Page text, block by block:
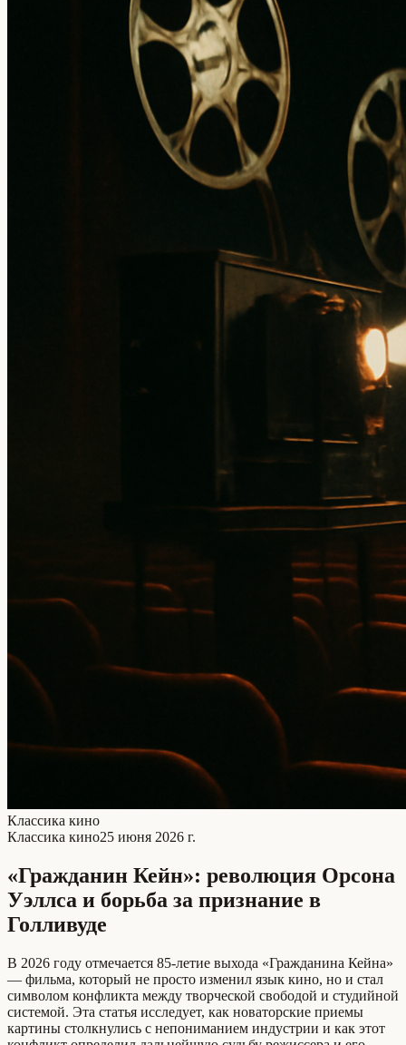
Классика кино
Классика кино25 июня 2026 г.
«Гражданин Кейн»: революция Орсона
Уэллса и борьба за признание в
Голливуде
В 2026 году отмечается 85-летие выхода «Гражданина Кейна»
— фильма, который не просто изменил язык кино, но и стал
символом конфликта между творческой свободой и студийной
системой. Эта статья исследует, как новаторские приемы
картины столкнулись с непониманием индустрии и как этот